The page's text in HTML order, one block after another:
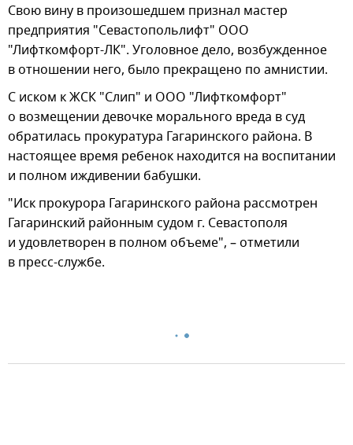
Свою вину в произошедшем признал мастер
предприятия "Севастопольлифт" ООО
"Лифткомфорт-ЛК". Уголовное дело, возбужденное
в отношении него, было прекращено по амнистии.
С иском к ЖСК "Слип" и ООО "Лифткомфорт"
о возмещении девочке морального вреда в суд
обратилась прокуратура Гагаринского района. В
настоящее время ребенок находится на воспитании
и полном иждивении бабушки.
"Иск прокурора Гагаринского района рассмотрен
Гагаринский районным судом г. Севастополя
и удовлетворен в полном объеме", – отметили
в пресс-службе.